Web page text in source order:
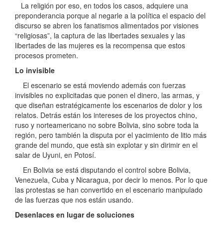
La religión por eso, en todos los casos, adquiere una
preponderancia porque al negarle a la política el espacio del
discurso se abren los fanatismos alimentados por visiones
“religiosas”, la captura de las libertades sexuales y las
libertades de las mujeres es la recompensa que estos
procesos prometen.
Lo invisible
El escenario se está moviendo además con fuerzas
invisibles no explicitadas que ponen el dinero, las armas, y
que diseñan estratégicamente los escenarios de dolor y los
relatos. Detrás están los intereses de los proyectos chino,
ruso y norteamericano no sobre Bolivia, sino sobre toda la
región, pero también la disputa por el yacimiento de litio más
grande del mundo, que està sin explotar y sin dirimir en el
salar de Uyuni, en Potosí.
En Bolivia se está disputando el control sobre Bolivia,
Venezuela, Cuba y Nicaragua, por decir lo menos. Por lo que
las protestas se han convertido en el escenario manipulado
de las fuerzas que nos están usando.
Desenlaces en lugar de soluciones